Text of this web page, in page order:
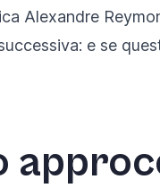
Alexandre
e se